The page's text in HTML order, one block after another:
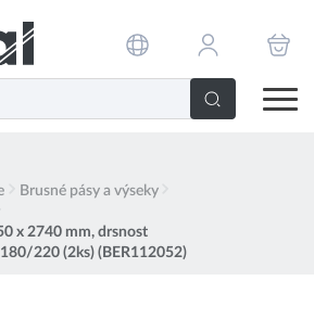
Brusné pásy a výseky
x 2740 mm, drsnost
220 (2ks) (BER112052)